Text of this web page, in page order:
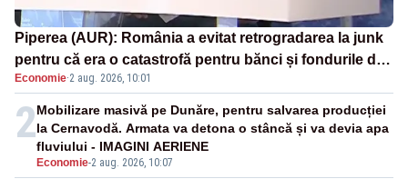
Piperea (AUR): România a evitat retrogradarea la junk
pentru că era o catastrofă pentru bănci și fondurile de
pensii
Economie·2 aug. 2026, 10:01
2
Economie-2 aug. 2026, 10:07
Mobilizare masivă pe Dunăre, pentru salvarea producției
la Cernavodă. Armata va detona o stâncă și va devia apa
fluviului - IMAGINI AERIENE